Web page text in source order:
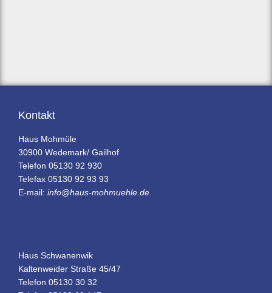
Kontakt
Haus Mohmüle
30900 Wedemark/ Gailhof
Telefon 05130 92 930
Telefax 05130 92 93 93
E-mail: info@haus-mohmuehle.de
Haus Schwanenwik
Kaltenweider Straße 45/47
Telefon 05130 30 32